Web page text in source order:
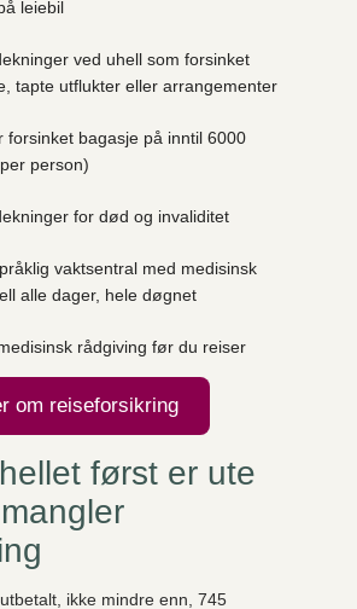
leiebil
ved uhell som forsinket
tapte utflukter eller arrangementer
forsinket bagasje på inntil 6000
person)
for død og invaliditet
vaktsentral med medisinsk
alle dager, hele døgnet
rådgiving før du reiser
om reiseforsikring
først er ute
ikke mindre enn, 745